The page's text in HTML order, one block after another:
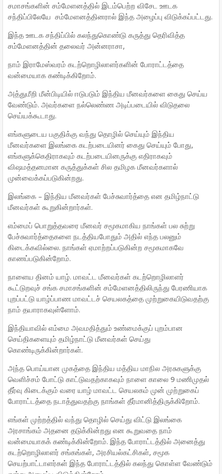
சமாசங்களின் சம்மேளனத்தில் இடம்பெற்ற விசேட ஊடக
சந்திப்பிலேயே சம்மேளனத்தினரால் இந்த அழைப்பு விடுக்கப்பட்டது.
இந்த ஊடக சந்திப்பில் கலந்துகொண்டு கருத்து தெரிவித்த
சம்மேளனத்தின் தலைவர் அன்னராசா,
நாம் இராமேஸ்வரம் கடற்றொழிலாளர்களின் போராட்டத்தை
வன்மையாக கண்டிக்கிறோம்.
அத்துமீறி மீன்பிடியில் ஈடுபடும் இந்திய மீனவர்களை கைது செய்ய
வேண்டும். அவர்களை நல்லெண்ண அடிப்படையில் விடுதலை
செய்யக்கூடாது.
எங்களுடைய பகுதிக்கு வந்து தொழில் செய்யும் இந்திய
மீனவர்களை இலங்கை கடற்படையினர் கைது செய்யும் போது,
எங்களுக்கெதிராகவும் கடற்படையினருக்கு எதிராகவும்
விஷமத்தனமான கருத்துக்கள் சில தமிழக மீனவர்களால்
முன்வைக்கப்படுகின்றது.
இலங்கை – இந்திய மீனவர்கள் பேச்சுவார்த்தை என தமிழ்நாட்டு
மீனவர்கள் கூறுகின்றார்கள்.
எம்மைப் பொறுத்தவரை மீனவர் சமூகமாகிய நாங்கள் பல சுற்று
பேச்சுவார்த்தைகளை நடத்தியபோதும் அதில் எந்த பலனும்
கிடைக்கவில்லை. நாங்கள் ஏமாற்றப்படுகின்ற சமூகமாகவே
காணப்படுகின்றோம்.
நாளைய தினம் யாழ். மாவட்ட மீனவர்கள் கடற்றொழிலாளர்
கூட்டுறவுச் சங்க சமாசங்களின் சம்மேளனத்திலிருந்து பேரணியாக
புறப்பட்டு யாழ்ப்பாண மாவட்டச் செயலகத்தை முற்றுகையிடுவதற்கு
நாம் தயாராகவுள்ளோம்.
இந்தியாவில் எம்மை அவமதித்தும் உண்மைக்குப் புறம்பான
செய்திகளையும் தமிழ்நாட்டு மீனவர்கள் செய்து
கொண்டிருக்கின்றார்கள்.
அந்த பொய்யான முகத்தை இந்திய மத்திய மாநில அரசுகளுக்கு
வெளிச்சம் போட்டு காட்டுவதற்காகவும் நாளை காலை 9 மணிமுதல்
தீர்வு கிடைக்கும் வரை யாழ் மாவட்ட செயலகம் முன் முற்றுகைப்
போராட்டத்தை நடாத்துவதற்கு நாங்கள் தீர்மானித்திருக்கிறோம்.
எங்கள் முற்றத்தில் வந்து தொழில் செய்து விட்டு இலங்கை
அரசாங்கம் அதனை தடுக்கின்றது என கூறுவதை நாம்
வன்மையாகக் கண்டிக்கின்றோம். இந்த போராட்டத்தில் அனைத்து
கடற்றொழிலாளர் சங்கங்கள், அரசியல்கட்சிகள், சமூக
செயற்பாட்டாளர்கள் இந்த போராட்டத்தில் கலந்து கொள்ள வேண்டும்